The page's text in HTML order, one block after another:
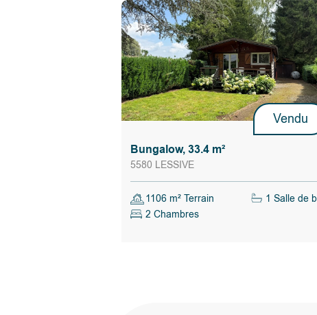
Vendu
Bungalow, 33.4 m²
5580 LESSIVE
1106 m² Terrain
1 Salle de
2 Chambres